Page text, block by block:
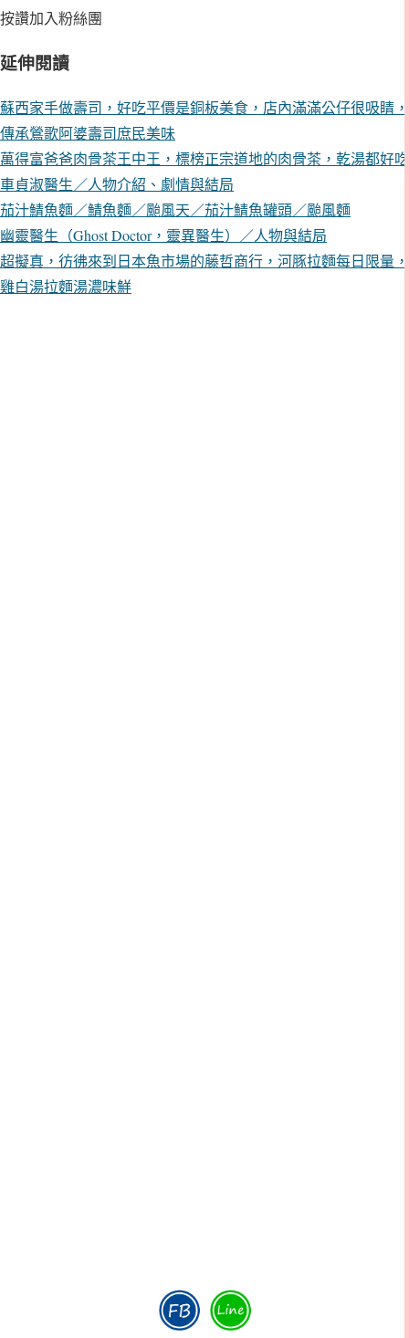
按讚加入粉絲團
延伸閱讀
蘇西家手做壽司，好吃平價是銅板美食，店內滿滿公仔很吸睛，
傳承鶯歌阿婆壽司庶民美味
萬得富爸爸肉骨茶王中王，標榜正宗道地的肉骨茶，乾湯都好吃
車貞淑醫生／人物介紹、劇情與結局
茄汁鯖魚麵／鯖魚麵／颱風天／茄汁鯖魚罐頭／颱風麵
幽靈醫生（Ghost Doctor，靈異醫生）／人物與結局
超擬真，彷彿來到日本魚市場的藤哲商行，河豚拉麵每日限量，
雞白湯拉麵湯濃味鮮